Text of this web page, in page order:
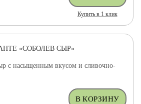
Купить в 1 клик
«СОБОЛЕВ СЫР»
с насыщенным вкусом и сливочно-